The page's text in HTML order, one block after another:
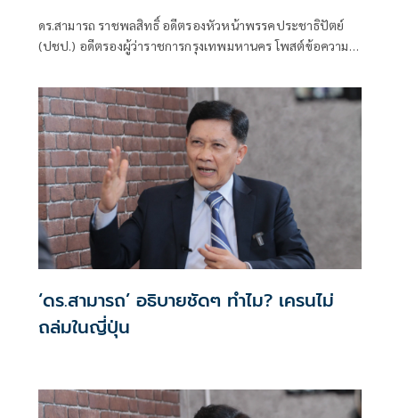
ดร.สามารถ ราชพลสิทธิ์ อดีตรองหัวหน้าพรรคประชาธิปัตย์
(ปชป.) อดีตรองผู้ว่าราชการกรุงเทพมหานคร โพสต์ข้อความ
‘ดร.สามารถ’ อธิบายชัดๆ ทำไม? เครนไม่
ถล่มในญี่ปุ่น